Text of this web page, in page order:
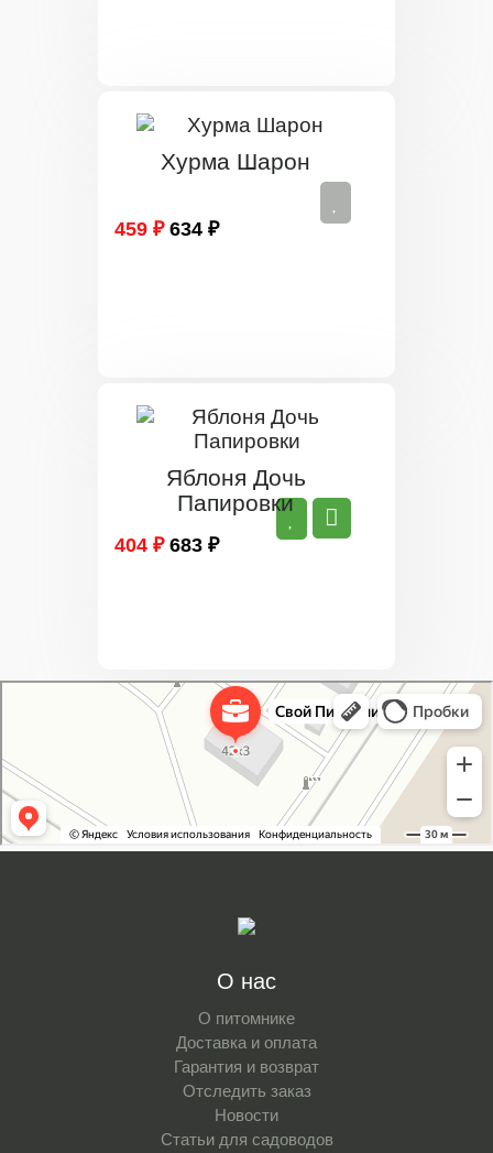
Хурма Шарон
459 ₽ 634 ₽
Яблоня Дочь
Папировки
404 ₽ 683 ₽
Питомник растений в Москве
О нас
О питомнике
Доставка и оплата
Гарантия и возврат
Отследить заказ
Новости
Статьи для садоводов